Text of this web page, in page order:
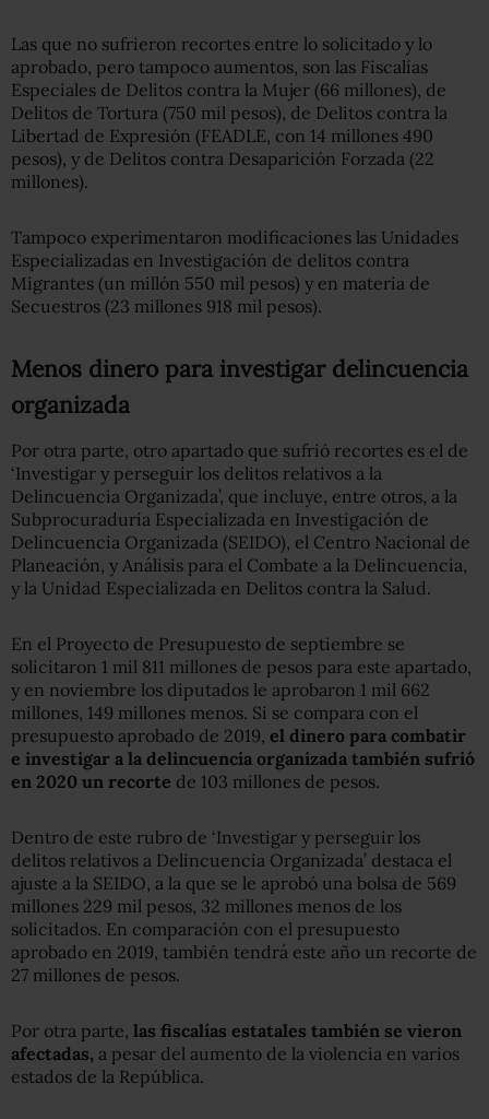
Las que no sufrieron recortes entre lo solicitado y lo
aprobado, pero tampoco aumentos, son las Fiscalías
Especiales de Delitos contra la Mujer (66 millones), de
Delitos de Tortura (750 mil pesos), de Delitos contra la
Libertad de Expresión (FEADLE, con 14 millones 490
pesos), y de Delitos contra Desaparición Forzada (22
millones).
Tampoco experimentaron modificaciones las Unidades
Especializadas en Investigación de delitos contra
Migrantes (un millón 550 mil pesos) y en materia de
Secuestros (23 millones 918 mil pesos).
Menos dinero para investigar delincuencia
organizada
Por otra parte, otro apartado que sufrió recortes es el de
‘Investigar y perseguir los delitos relativos a la
Delincuencia Organizada’, que incluye, entre otros, a la
Subprocuraduría Especializada en Investigación de
Delincuencia Organizada (SEIDO), el Centro Nacional de
Planeación, y Análisis para el Combate a la Delincuencia,
y la Unidad Especializada en Delitos contra la Salud.
En el Proyecto de Presupuesto de septiembre se
solicitaron 1 mil 811 millones de pesos para este apartado,
y en noviembre los diputados le aprobaron 1 mil 662
millones, 149 millones menos. Si se compara con el
presupuesto aprobado de 2019, el dinero para combatir
e investigar a la delincuencia organizada también sufrió
en 2020 un recorte de 103 millones de pesos.
Dentro de este rubro de ‘Investigar y perseguir los
delitos relativos a Delincuencia Organizada’ destaca el
ajuste a la SEIDO, a la que se le aprobó una bolsa de 569
millones 229 mil pesos, 32 millones menos de los
solicitados. En comparación con el presupuesto
aprobado en 2019, también tendrá este año un recorte de
27 millones de pesos.
Por otra parte, las fiscalías estatales también se vieron
afectadas, a pesar del aumento de la violencia en varios
estados de la República.